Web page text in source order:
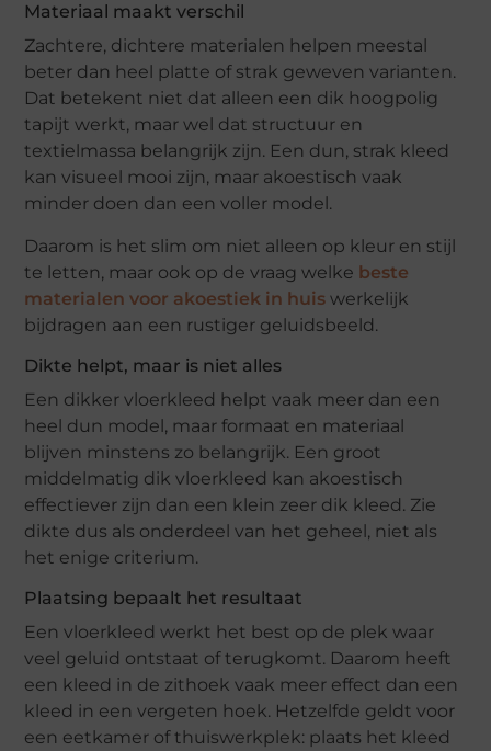
Materiaal maakt verschil
Zachtere, dichtere materialen helpen meestal
beter dan heel platte of strak geweven varianten.
Dat betekent niet dat alleen een dik hoogpolig
tapijt werkt, maar wel dat structuur en
textielmassa belangrijk zijn. Een dun, strak kleed
kan visueel mooi zijn, maar akoestisch vaak
minder doen dan een voller model.
Daarom is het slim om niet alleen op kleur en stijl
te letten, maar ook op de vraag welke beste
materialen voor akoestiek in huis werkelijk
bijdragen aan een rustiger geluidsbeeld.
Dikte helpt, maar is niet alles
Een dikker vloerkleed helpt vaak meer dan een
heel dun model, maar formaat en materiaal
blijven minstens zo belangrijk. Een groot
middelmatig dik vloerkleed kan akoestisch
effectiever zijn dan een klein zeer dik kleed. Zie
dikte dus als onderdeel van het geheel, niet als
het enige criterium.
Plaatsing bepaalt het resultaat
Een vloerkleed werkt het best op de plek waar
veel geluid ontstaat of terugkomt. Daarom heeft
een kleed in de zithoek vaak meer effect dan een
kleed in een vergeten hoek. Hetzelfde geldt voor
een eetkamer of thuiswerkplek: plaats het kleed